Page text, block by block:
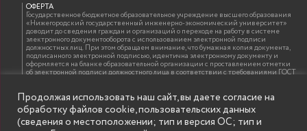
ОФЕРТА
Государственное бюджетное образовательное учреждение высшего образования
«Нижегородский государственный инженерно-экономический университет»
доводит до сведения граждан и организаций о переходе на работу в системе
электронного документооборота с использованием электронной подписи
должностных лиц. При этом обращаем внимание, что бумажная копия документа,
подписанного электронной подписью, идентична электронному документу и
оформляется на бланке образовательной организации с проставлением отметки
об электронной подписи должностного лица в соответствии с требованиями ГОСТ
Продолжая использовать наш сайт, вы даете согласие на
обработку файлов cookie, пользовательских данных
(сведения о местоположении; тип и версия ОС; тип и